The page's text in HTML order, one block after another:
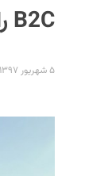
B2C را فراموش کن
۵ شهریور ۱۳۹۷